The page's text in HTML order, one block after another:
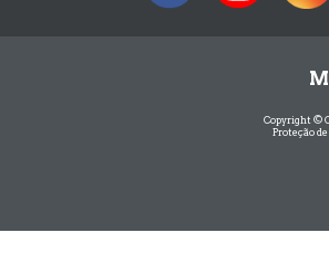
Copyright ©
Proteção